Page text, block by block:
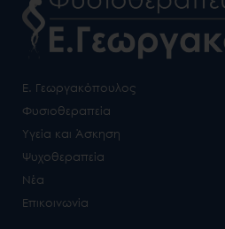
Ε. Γεωργακόπουλος
Φυσιοθεραπεία
Υγεία και Άσκηση
Ψυχοθεραπεία
Νέα
Επικοινωνία